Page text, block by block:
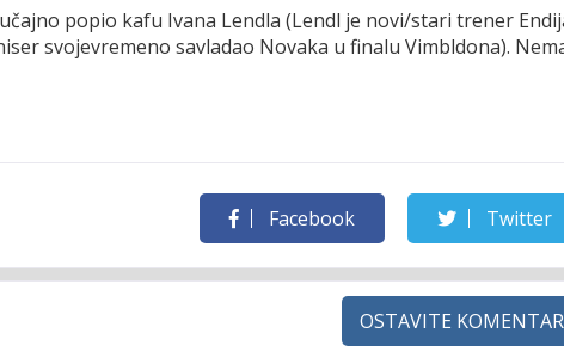
popio kafu Ivana Lendla (Lendl je novi/stari trener
svojevremeno savladao Novaka u finalu Vimbldona).
Facebook Twitter
OSTAVITE KOMENTAR